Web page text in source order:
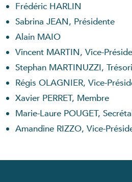
Frédéric HARLIN
Sabrina JEAN, Présidente
Alain MAIO
Vincent MARTIN, Vice-
Stephan MARTINUZZI,
Régis OLAGNIER, Vice-
Xavier PERRET, Membre
Marie-Laure POUGET,
Amandine RIZZO, Vice-